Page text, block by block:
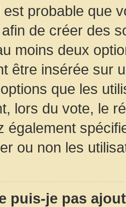
probable que
de créer des
moins deux
être insérée sur
que les
lors du vote, le
également
ou non les
puis-je pas